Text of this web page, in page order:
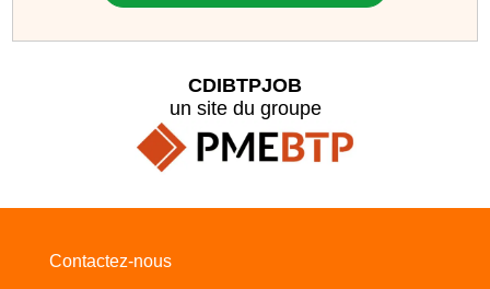
CDIBTPJOB
un site du groupe
Contactez-nous